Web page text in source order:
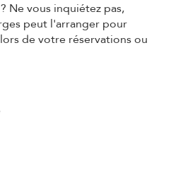
Ne vous inquiétez pas,
peut l'arranger pour
de votre réservations ou